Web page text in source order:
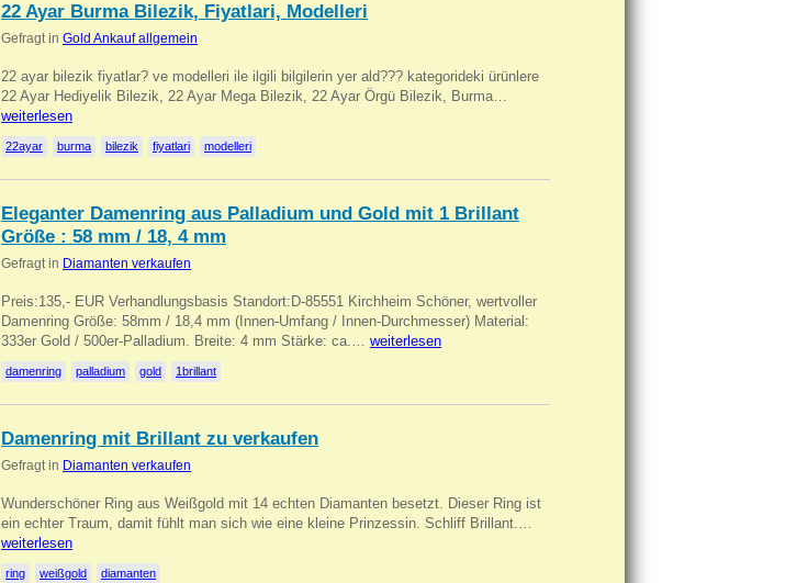
22 Ayar Burma Bilezik, Fiyatlari, Modelleri
Gefragt in Gold Ankauf allgemein
22 ayar bilezik fiyatlar? ve modelleri ile ilgili bilgilerin yer ald??? kategorideki ürünlere
22 Ayar Hediyelik Bilezik, 22 Ayar Mega Bilezik, 22 Ayar Örgü Bilezik, Burma…
weiterlesen
22ayar burma bilezik fiyatlari modelleri
Eleganter Damenring aus Palladium und Gold mit 1 Brillant
Größe : 58 mm / 18, 4 mm
Gefragt in Diamanten verkaufen
Preis:135,- EUR Verhandlungsbasis Standort:D-85551 Kirchheim Schöner, wertvoller
Damenring Größe: 58mm / 18,4 mm (Innen-Umfang / Innen-Durchmesser) Material:
333er Gold / 500er-Palladium. Breite: 4 mm Stärke: ca.… weiterlesen
damenring palladium gold 1brillant
Damenring mit Brillant zu verkaufen
Gefragt in Diamanten verkaufen
Wunderschöner Ring aus Weißgold mit 14 echten Diamanten besetzt. Dieser Ring ist
ein echter Traum, damit fühlt man sich wie eine kleine Prinzessin. Schliff Brillant.…
weiterlesen
ring weißgold diamanten